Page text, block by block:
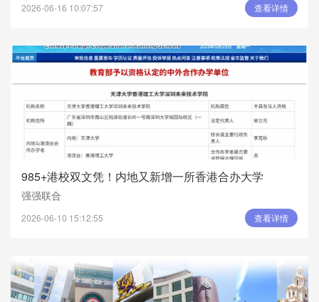
2026-06-16 10:07:57 查看详情
985+港校双文凭！内地又新增一所香港合办大学
强强联合
2026-06-10 15:12:55 查看详情